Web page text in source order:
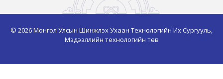
© 2026 Монгол Улсын Шинжлэх Ухаан Технологийн Их Сургууль,
Мэдээллийн технологийн төв